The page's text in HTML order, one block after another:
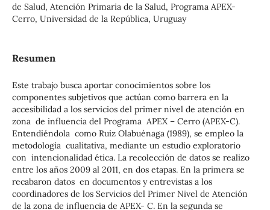
de Salud, Atención Primaria de la Salud, Programa APEX-
Cerro, Universidad de la República, Uruguay
Resumen
Este trabajo busca aportar conocimientos sobre los
componentes subjetivos que actúan como barrera en la
accesibilidad a los servicios del primer nivel de atención en
zona de influencia del Programa APEX – Cerro (APEX-C).
Entendiéndola como Ruiz Olabuénaga (1989), se empleo la
metodología cualitativa, mediante un estudio exploratorio
con intencionalidad ética. La recolección de datos se realizo
entre los años 2009 al 2011, en dos etapas. En la primera se
recabaron datos en documentos y entrevistas a los
coordinadores de los Servicios del Primer Nivel de Atención
de la zona de influencia de APEX- C. En la segunda se